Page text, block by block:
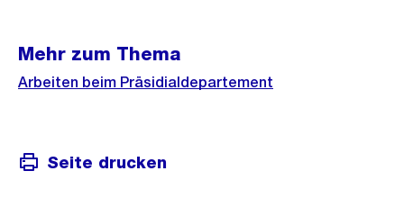
Mehr zum Thema
Arbeiten beim Präsidialdepartement
Seite drucken